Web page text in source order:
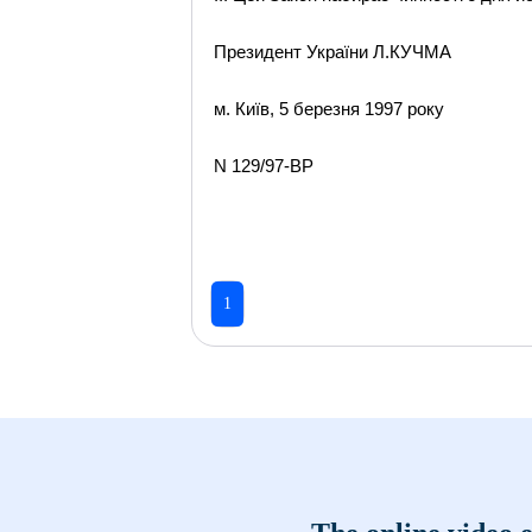
Президент України Л.КУЧМА
м. Київ, 5 березня 1997 року
N 129/97-ВР
1